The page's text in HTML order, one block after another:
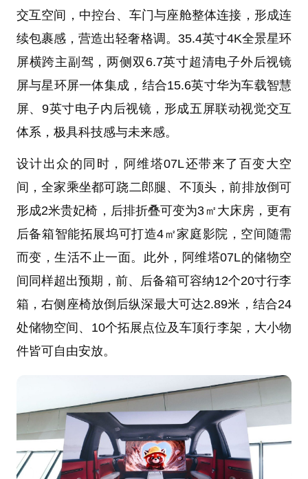
交互空间，中控台、车门与座舱整体连接，形成连
续包裹感，营造出轻奢格调。35.4英寸4K全景星环
屏横跨主副驾，两侧双6.7英寸超清电子外后视镜
屏与星环屏一体集成，结合15.6英寸华为车载智慧
屏、9英寸电子内后视镜，形成五屏联动视觉交互
体系，极具科技感与未来感。
设计出众的同时，阿维塔07L还带来了百变大空
间，全家乘坐都可跷二郎腿、不顶头，前排放倒可
形成2米贵妃椅，后排折叠可变为3㎡大床房，更有
后备箱智能拓展坞可打造4㎡家庭影院，空间随需
而变，生活不止一面。此外，阿维塔07L的储物空
间同样超出预期，前、后备箱可容纳12个20寸行李
箱，右侧座椅放倒后纵深最大可达2.89米，结合24
处储物空间、10个拓展点位及车顶行李架，大小物
件皆可自由安放。